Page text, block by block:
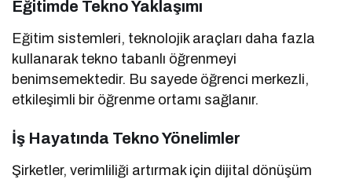
Eğitimde Tekno Yaklaşımı
Eğitim sistemleri, teknolojik araçları daha fazla
kullanarak tekno tabanlı öğrenmeyi
benimsemektedir. Bu sayede öğrenci merkezli,
etkileşimli bir öğrenme ortamı sağlanır.
İş Hayatında Tekno Yönelimler
Şirketler, verimliliği artırmak için dijital dönüşüm